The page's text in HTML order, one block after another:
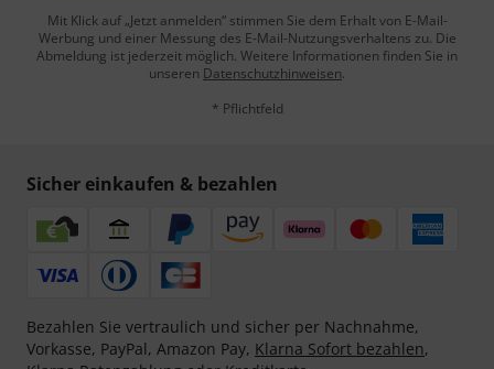
Mit Klick auf „Jetzt anmelden“ stimmen Sie dem Erhalt von E-Mail-
Werbung und einer Messung des E-Mail-Nutzungsverhaltens zu. Die
Abmeldung ist jederzeit möglich. Weitere Informationen finden Sie in
unseren Datenschutzhinweisen.
* Pflichtfeld
Sicher einkaufen & bezahlen
Bezahlen Sie vertraulich und sicher per Nachnahme,
Vorkasse, PayPal, Amazon Pay, Klarna Sofort bezahlen,